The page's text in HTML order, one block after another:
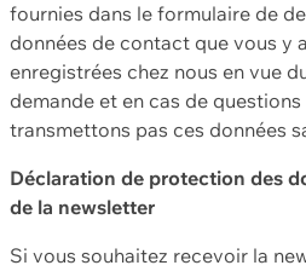
fournies dans le formulaire de
données de contact que vous y
enregistrées chez nous en vue
demande et en cas de
transmettons pas ces données
Déclaration de protection des
de la newsletter
Si vous souhaitez recevoir la